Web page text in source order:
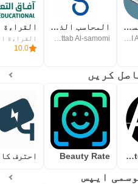
المحاسب السهل فواتير ديون
FADI AL SWOEDAN
المحاسب الذكي برو
Khattab Al-samomi
10.0
تعلم AutoCAD Beauty Rate